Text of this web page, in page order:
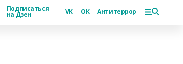
Подписаться
на Дзен VK ОК Антитеррор